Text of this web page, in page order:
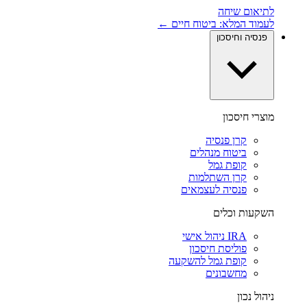
לתיאום שיחה
לעמוד המלא: ביטוח חיים ←
פנסיה וחיסכון
מוצרי חיסכון
קרן פנסיה
ביטוח מנהלים
קופת גמל
קרן השתלמות
פנסיה לעצמאים
השקעות וכלים
IRA ניהול אישי
פוליסת חיסכון
קופת גמל להשקעה
מחשבונים
ניהול נכון